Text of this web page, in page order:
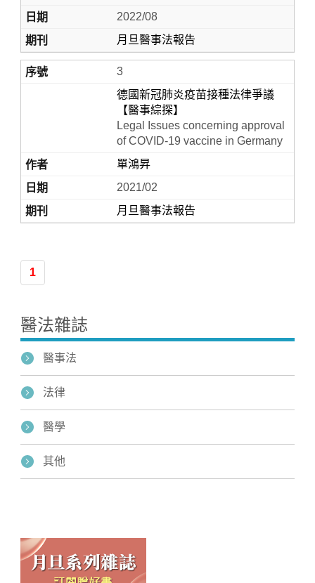
2022/08
月旦醫事法報告
3
德國新冠肺炎疫苗接種法律爭議
【醫事綜探】
Legal Issues concerning approval
of COVID‑19 vaccine in Germany
單鴻昇
2021/02
月旦醫事法報告
1
醫法雜誌
醫事法
法律
醫學
其他